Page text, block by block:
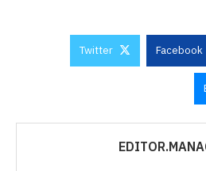
Facebook
Twitter